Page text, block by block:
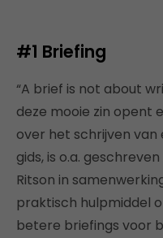
#1 Briefing
“A brief is not about
deze mooie zin opent
over het schrijven van
gids, is o.a.
Ritson in
praktisch hulpmiddel
betere briefings voor